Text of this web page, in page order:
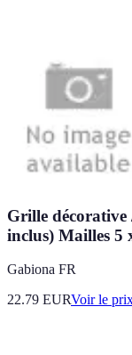
Grille décorative
inclus) Mailles 5
Gabiona FR
22.79 EURVoir le